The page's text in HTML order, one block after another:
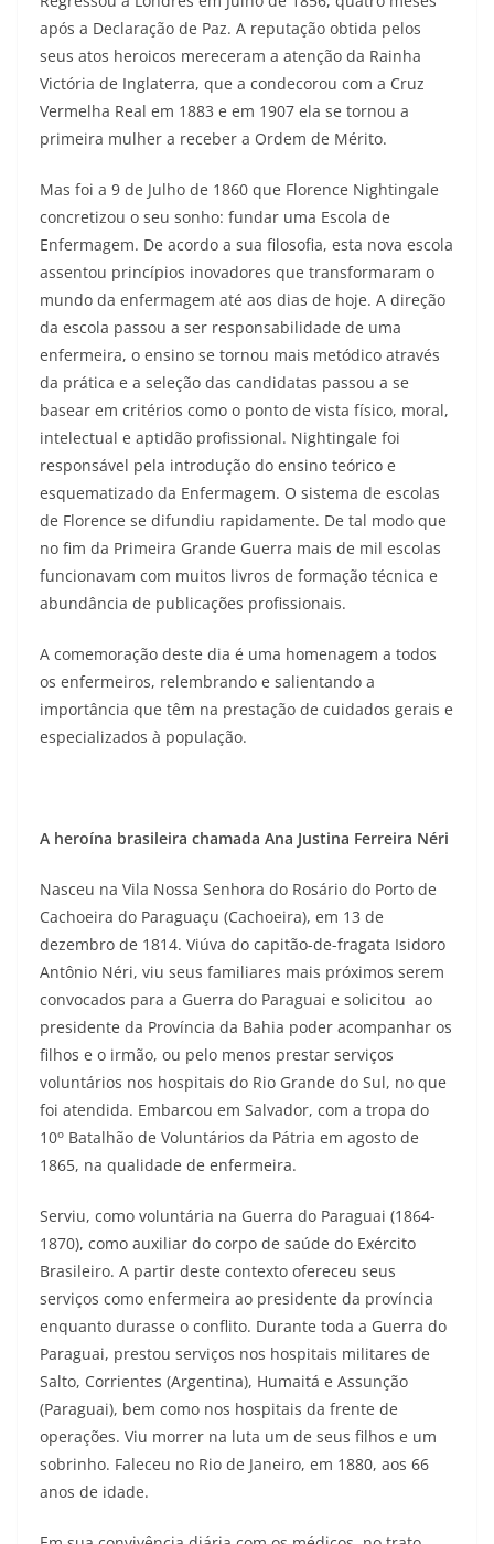
após a Declaração de Paz. A reputação obtida pelos
seus atos heroicos mereceram a atenção da Rainha
Victória de Inglaterra, que a condecorou com a Cruz
Vermelha Real em 1883 e em 1907 ela se tornou a
primeira mulher a receber a Ordem de Mérito.
Mas foi a 9 de Julho de 1860 que Florence Nightingale
concretizou o seu sonho: fundar uma Escola de
Enfermagem. De acordo a sua filosofia, esta nova escola
assentou princípios inovadores que transformaram o
mundo da enfermagem até aos dias de hoje. A direção
da escola passou a ser responsabilidade de uma
enfermeira, o ensino se tornou mais metódico através
da prática e a seleção das candidatas passou a se
basear em critérios como o ponto de vista físico, moral,
intelectual e aptidão profissional. Nightingale foi
responsável pela introdução do ensino teórico e
esquematizado da Enfermagem. O sistema de escolas
de Florence se difundiu rapidamente. De tal modo que
no fim da Primeira Grande Guerra mais de mil escolas
funcionavam com muitos livros de formação técnica e
abundância de publicações profissionais.
A comemoração deste dia é uma homenagem a todos
os enfermeiros, relembrando e salientando a
importância que têm na prestação de cuidados gerais e
especializados à população.
A heroína brasileira chamada Ana Justina Ferreira Néri
Nasceu na Vila Nossa Senhora do Rosário do Porto de
Cachoeira do Paraguaçu (Cachoeira), em 13 de
dezembro de 1814. Viúva do capitão-de-fragata Isidoro
Antônio Néri, viu seus familiares mais próximos serem
convocados para a Guerra do Paraguai e solicitou ao
presidente da Província da Bahia poder acompanhar os
filhos e o irmão, ou pelo menos prestar serviços
voluntários nos hospitais do Rio Grande do Sul, no que
foi atendida. Embarcou em Salvador, com a tropa do
10o Batalhão de Voluntários da Pátria em agosto de
1865, na qualidade de enfermeira.
Serviu, como voluntária na Guerra do Paraguai (1864-
1870), como auxiliar do corpo de saúde do Exército
Brasileiro. A partir deste contexto ofereceu seus
serviços como enfermeira ao presidente da província
enquanto durasse o conflito. Durante toda a Guerra do
Paraguai, prestou serviços nos hospitais militares de
Salto, Corrientes (Argentina), Humaitá e Assunção
(Paraguai), bem como nos hospitais da frente de
operações. Viu morrer na luta um de seus filhos e um
sobrinho. Faleceu no Rio de Janeiro, em 1880, aos 66
anos de idade.